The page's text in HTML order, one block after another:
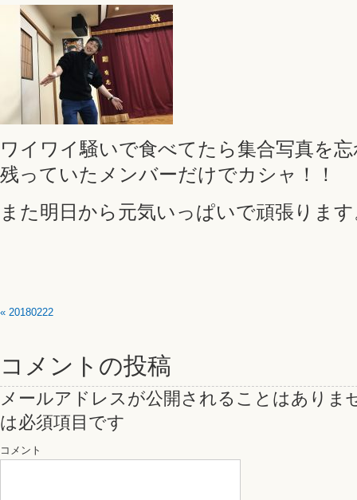
ワイワイ騒いで食べてたら集合写真を
残っていたメンバーだけでカシャ！！
また明日から元気いっぱいで頑張りま
« 20180222
コメントの投稿
メールアドレスが公開されることはありま
は必須項目です
コメント